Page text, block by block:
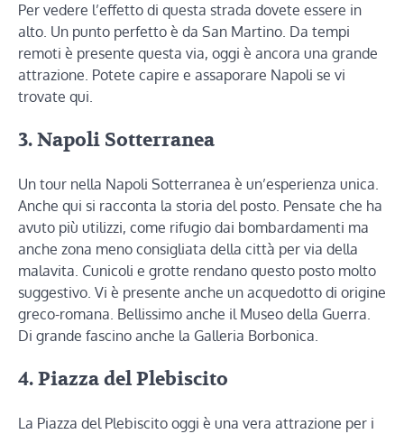
Per vedere l’effetto di questa strada dovete essere in
alto. Un punto perfetto è da San Martino. Da tempi
remoti è presente questa via, oggi è ancora una grande
attrazione. Potete capire e assaporare Napoli se vi
trovate qui.
3. Napoli Sotterranea
Un tour nella Napoli Sotterranea è un’esperienza unica.
Anche qui si racconta la storia del posto. Pensate che ha
avuto più utilizzi, come rifugio dai bombardamenti ma
anche zona meno consigliata della città per via della
malavita. Cunicoli e grotte rendano questo posto molto
suggestivo. Vi è presente anche un acquedotto di origine
greco-romana. Bellissimo anche il Museo della Guerra.
Di grande fascino anche la Galleria Borbonica.
4. Piazza del Plebiscito
La Piazza del Plebiscito oggi è una vera attrazione per i